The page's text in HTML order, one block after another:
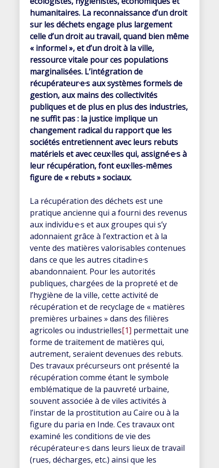
humanitaires. La reconnaissance d’un droit
sur les déchetsengage plus largement
celle d’un droit au travail, quand bien même
« informel », et d’un droit à la ville,
ressource vitale pour ces populations
marginalisées. L’intégration de
récupérateur·e·s aux systèmes formels de
gestion, aux mains des collectivités
publiques et de plus en plus des industries,
ne suffit pas : la justice implique un
changement radical du rapport que les
sociétés entretiennent avec leurs rebuts
matériels et avec ceux·lles qui, assigné·e·s à
leur récupération, font eux·lles-mêmes
figure de « rebuts » sociaux.
La récupération des déchets est une
pratique ancienne qui a fourni des revenus
aux individu·e·s et aux groupes qui s’y
adonnaient grâce à l’extraction et à la
vente des matières valorisables contenues
dans ce que les autres citadin·e·s
abandonnaient. Pour les autorités
publiques, chargées de la propreté et de
l’hygiène de la ville, cette activité de
récupération et de recyclage de « matières
premières urbaines » dans des filières
agricoles ou industrielles[1] permettait une
forme de traitement de matières qui,
autrement, seraient devenues des rebuts.
Des travaux précurseurs ont présenté la
récupération comme étant le symbole
emblématique de la pauvreté urbaine,
souvent associée à de viles activités à
l’instar de la prostitution au Caire ou à la
figure du paria en Inde. Ces travaux ont
examiné les conditions de vie des
récupérateur·e·s dans leurs lieux de travail
(rues, décharges, etc.) ainsi que les